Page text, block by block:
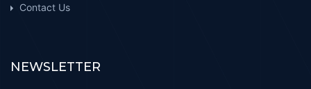
Contact Us
NEWSLETTER